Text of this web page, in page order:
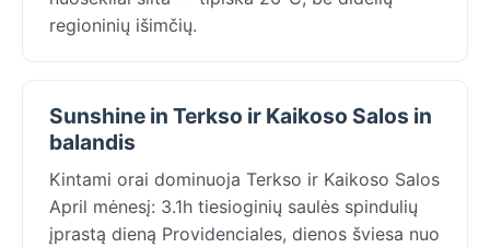
regioninių išimčių.
Sunshine in Terkso ir Kaikoso Salos in
balandis
Kintami orai dominuoja Terkso ir Kaikoso Salos
April mėnesį: 3.1h tiesioginių saulės spindulių
įprastą dieną Providenciales, dienos šviesa nuo